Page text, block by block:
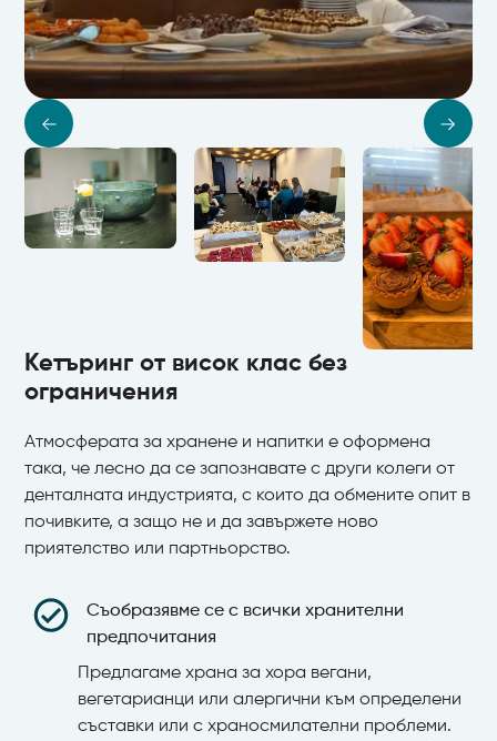
Кетъринг от висок клас без
ограничения
Атмосферата за хранене и напитки е оформена
така, че лесно да се запознавате с други колеги от
денталната индустрията, с които да обмените опит в
почивките, а защо не и да завържете ново
приятелство или партньорство.
Съобразявме се с всички хранителни
предпочитания
Предлагаме храна за хора вегани,
вегетарианци или алергични към определени
съставки или с храносмилателни проблеми.